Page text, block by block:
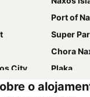
Port of
Super
Chora
City
Plaka
Kalo
o